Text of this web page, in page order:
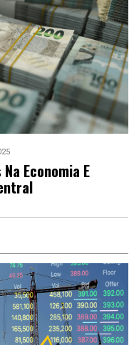
Economia E